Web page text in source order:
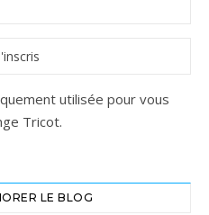
utilisée pour vous
Tricot.
LE BLOG